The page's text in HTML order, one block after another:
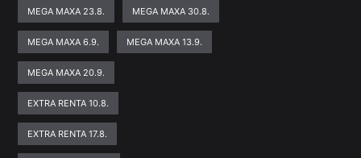
MEGA MAXA 23.8. MEGA MAXA 30.8.
MEGA MAXA 6.9. MEGA MAXA 13.9.
MEGA MAXA 20.9.
EXTRA RENTA 10.8.
EXTRA RENTA 17.8.